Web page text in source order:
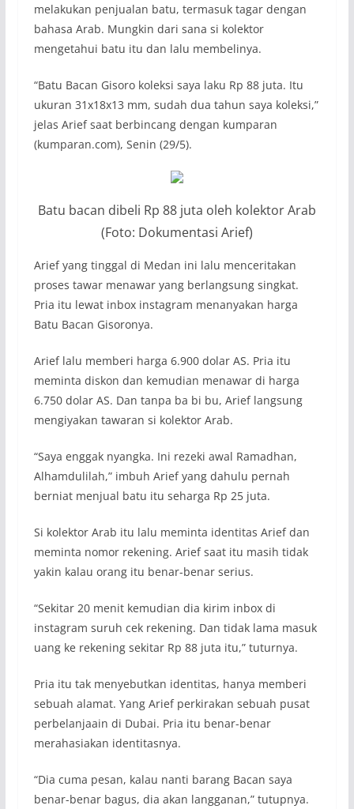
melakukan penjualan batu, termasuk tagar dengan
bahasa Arab. Mungkin dari sana si kolektor
mengetahui batu itu dan lalu membelinya.
“Batu Bacan Gisoro koleksi saya laku Rp 88 juta. Itu
ukuran 31x18x13 mm, sudah dua tahun saya koleksi,”
jelas Arief saat berbincang dengan kumparan
(kumparan.com), Senin (29/5).
Batu bacan dibeli Rp 88 juta oleh kolektor Arab
(Foto: Dokumentasi Arief)
Arief yang tinggal di Medan ini lalu menceritakan
proses tawar menawar yang berlangsung singkat.
Pria itu lewat inbox instagram menanyakan harga
Batu Bacan Gisoronya.
Arief lalu memberi harga 6.900 dolar AS. Pria itu
meminta diskon dan kemudian menawar di harga
6.750 dolar AS. Dan tanpa ba bi bu, Arief langsung
mengiyakan tawaran si kolektor Arab.
“Saya enggak nyangka. Ini rezeki awal Ramadhan,
Alhamdulilah,” imbuh Arief yang dahulu pernah
berniat menjual batu itu seharga Rp 25 juta.
Si kolektor Arab itu lalu meminta identitas Arief dan
meminta nomor rekening. Arief saat itu masih tidak
yakin kalau orang itu benar-benar serius.
“Sekitar 20 menit kemudian dia kirim inbox di
instagram suruh cek rekening. Dan tidak lama masuk
uang ke rekening sekitar Rp 88 juta itu,” tuturnya.
Pria itu tak menyebutkan identitas, hanya memberi
sebuah alamat. Yang Arief perkirakan sebuah pusat
perbelanjaain di Dubai. Pria itu benar-benar
merahasiakan identitasnya.
“Dia cuma pesan, kalau nanti barang Bacan saya
benar-benar bagus, dia akan langganan,” tutupnya.